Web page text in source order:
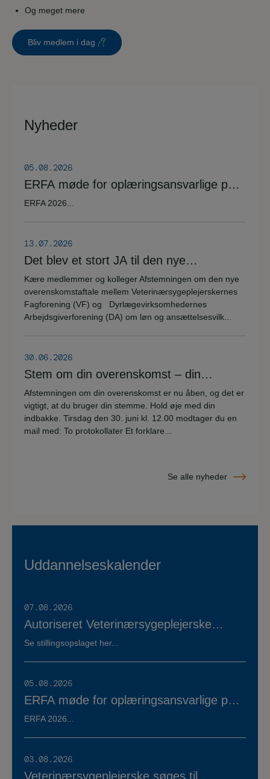
Og meget mere
Bliv medlem i dag
Nyheder
05.08.2026
ERFA møde for oplæringsansvarlige på
veterinærsygeplejerske uddannelsen
ERFA 2026...
13.07.2026
Det blev et stort JA til den nye
overenskomstaftale
Kære medlemmer og kolleger Afstemningen om den nye
overenskomstaftale mellem Veterinærsygeplejerskernes
Fagforening (VF) og Dyrlægevirksomhedernes
Arbejdsgiverforening (DA) om løn og ansættelsesvilk...
30.06.2026
Stem om din overenskomst – din
stemme er vigtig!
Afstemningen om din overenskomst er nu åben, og det er
vigtigt, at du bruger din stemme. Hold øje med din
indbakke. Tirsdag den 30. juni kl. 12.00 modtager du en
mail med: To protokollater Et forklare...
Se alle nyheder
Uddannelseskalender
07.08.2026
Autoriseret Veterinærsygeplejerske
søges til fuldtidsstilling hos Vestermose
Se stillingsopslaget her...
05.08.2026
ERFA møde for oplæringsansvarlige på
veterinærsygeplejerske uddannelsen
ERFA 2026...
03.08.2026
Veterinærsygeplejerske søges til